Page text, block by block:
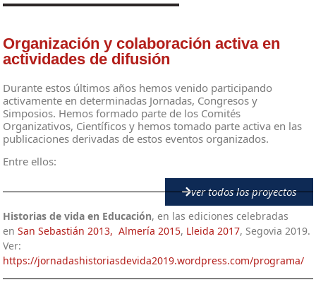
Organización y colaboración activa en
actividades de difusión
Durante estos últimos años hemos venido participando
activamente en determinadas Jornadas, Congresos y
Simposios. Hemos formado parte de los Comités
Organizativos, Científicos y hemos tomado parte activa en las
publicaciones derivadas de estos eventos organizados.
Entre ellos:
ver todos los proyectos
Historias de vida en Educación, en las ediciones celebradas
en San Sebastián 2013,Almería 2015, Lleida 2017, Segovia 2019.
Ver:
https://jornadashistoriasdevida2019.wordpress.com/programa/